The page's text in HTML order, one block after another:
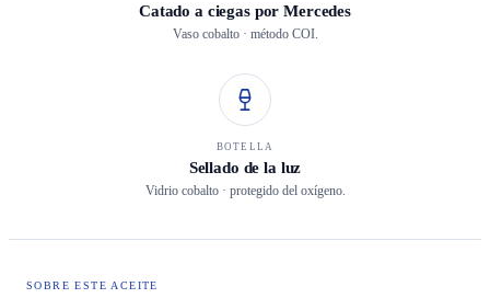
Catado a ciegas por Mercedes
Vaso cobalto · método COI.
BOTELLA
Sellado de la luz
Vidrio cobalto · protegido del oxígeno.
SOBRE ESTE ACEITE